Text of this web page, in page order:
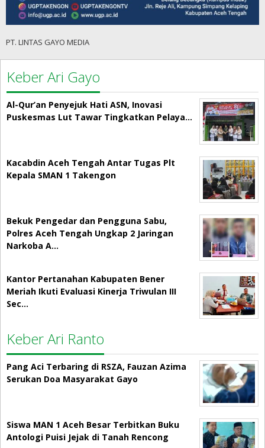
PT. LINTAS GAYO MEDIA
Keber Ari Gayo
Al-Qur’an Penyejuk Hati ASN, Inovasi
Puskesmas Lut Tawar Tingkatkan Pelaya…
Kacabdin Aceh Tengah Antar Tugas Plt
Kepala SMAN 1 Takengon
Bekuk Pengedar dan Pengguna Sabu,
Polres Aceh Tengah Ungkap 2 Jaringan
Narkoba A…
Kantor Pertanahan Kabupaten Bener
Meriah Ikuti Evaluasi Kinerja Triwulan III
Sec…
Keber Ari Ranto
Pang Aci Terbaring di RSZA, Fauzan Azima
Serukan Doa Masyarakat Gayo
Siswa MAN 1 Aceh Besar Terbitkan Buku
Antologi Puisi Jejak di Tanah Rencong